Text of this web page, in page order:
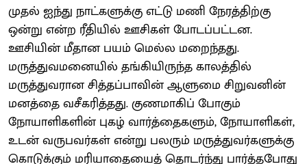
முதல் ஐந்து நாட்களுக்கு எட்டு மணி நேரத்திற்கு
ஒன்று என்ற ரீதியில் ஊசிகள் போடப்பட்டன.
ஊசியின் மீதான பயம் மெல்ல மறைந்தது.
மருத்துவமனையில் தங்கியிருந்த காலத்தில்
மருத்துவரான சித்தப்பாவின் ஆளுமை சிறுவனின்
மனத்தை வசீகரித்தது. குணமாகிப் போகும்
நோயாளிகளின் புகழ் வார்த்தைகளும், நோயாளிகள்,
உடன் வருபவர்கள் என்று பலரும் மருத்துவர்களுக்கு
கொடுக்கும் மரியாதையைத் தொடர்ந்து பார்த்தபோது